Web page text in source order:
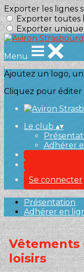
Exporter les lignes
Exporter toutes
Exporter
Menu
Ajoutez un logo,
Cliquez pour éditer
Le club ▴▾
Adhérer
Se connecter
Présentation
Adhérer en
loisirs